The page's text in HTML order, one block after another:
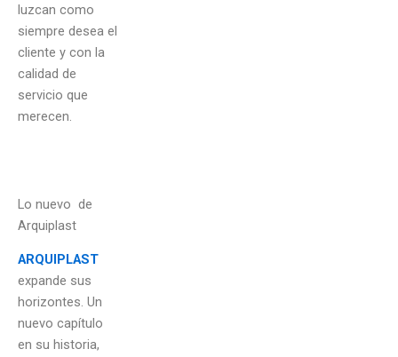
luzcan como
siempre desea el
cliente y con la
calidad de
servicio que
merecen.
Lo nuevo de
Arquiplast
ARQUIPLAST
expande sus
horizontes. Un
nuevo capítulo
en su historia,